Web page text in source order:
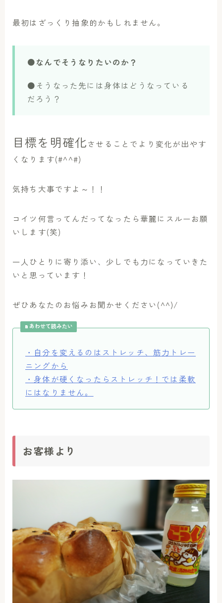
最初はざっくり抽象的かもしれません。
●なんでそうなりたいのか？
●そうなった先には身体はどうなっている
だろう？
目標を明確化させることでより変化が出やす
くなります(#^^#)
気持ち大事ですよ～！！
コイツ何言ってんだってなったら華麗にスルーお願
いします(笑)
一人ひとりに寄り添い、少しでも力になっていきた
いと思っています！
ぜひあなたのお悩みお聞かせください(^^)/
あわせて読みたい
・自分を変えるのはストレッチ、筋力トレー
ニングから
・身体が硬くなったらストレッチ！では柔軟
にはなりません。
お客様より